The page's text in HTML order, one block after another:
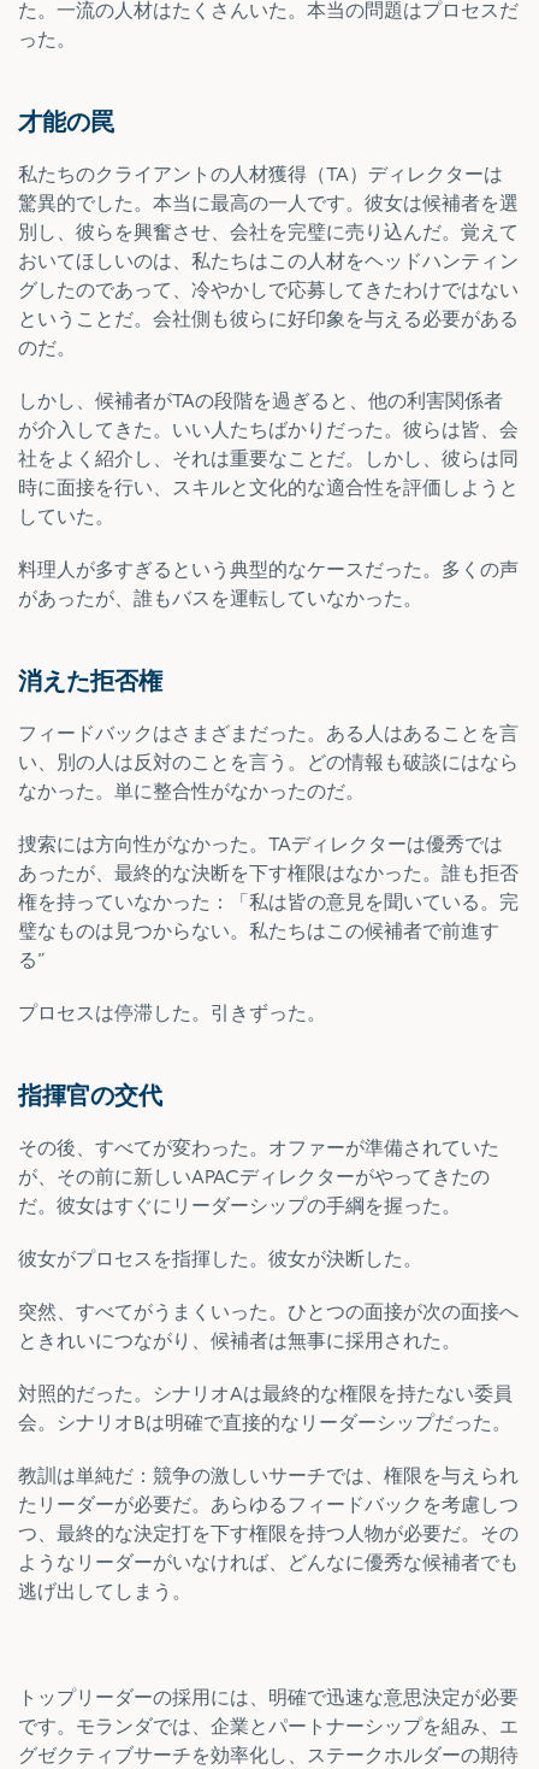
た。一流の人材はたくさんいた。本当の問題はプロセスだ
った。
才能の罠
私たちのクライアントの人材獲得（TA）ディレクターは
驚異的でした。本当に最高の一人です。彼女は候補者を選
別し、彼らを興奮させ、会社を完璧に売り込んだ。覚えて
おいてほしいのは、私たちはこの人材をヘッドハンティン
グしたのであって、冷やかしで応募してきたわけではない
ということだ。会社側も彼らに好印象を与える必要がある
のだ。
しかし、候補者がTAの段階を過ぎると、他の利害関係者
が介入してきた。いい人たちばかりだった。彼らは皆、会
社をよく紹介し、それは重要なことだ。しかし、彼らは同
時に面接を行い、スキルと文化的な適合性を評価しようと
していた。
料理人が多すぎるという典型的なケースだった。多くの声
があったが、誰もバスを運転していなかった。
消えた拒否権
フィードバックはさまざまだった。ある人はあることを言
い、別の人は反対のことを言う。どの情報も破談にはなら
なかった。単に整合性がなかったのだ。
捜索には方向性がなかった。TAディレクターは優秀では
あったが、最終的な決断を下す権限はなかった。誰も拒否
権を持っていなかった：「私は皆の意見を聞いている。完
璧なものは見つからない。私たちはこの候補者で前進す
る”
プロセスは停滞した。引きずった。
指揮官の交代
その後、すべてが変わった。オファーが準備されていた
が、その前に新しいAPACディレクターがやってきたの
だ。彼女はすぐにリーダーシップの手綱を握った。
彼女がプロセスを指揮した。彼女が決断した。
突然、すべてがうまくいった。ひとつの面接が次の面接へ
ときれいにつながり、候補者は無事に採用された。
対照的だった。シナリオAは最終的な権限を持たない委員
会。シナリオBは明確で直接的なリーダーシップだった。
教訓は単純だ：競争の激しいサーチでは、権限を与えられ
たリーダーが必要だ。あらゆるフィードバックを考慮しつ
つ、最終的な決定打を下す権限を持つ人物が必要だ。その
ようなリーダーがいなければ、どんなに優秀な候補者でも
逃げ出してしまう。
トップリーダーの採用には、明確で迅速な意思決定が必要
です。モランダでは、企業とパートナーシップを組み、エ
グゼクティブサーチを効率化し、ステークホルダーの期待